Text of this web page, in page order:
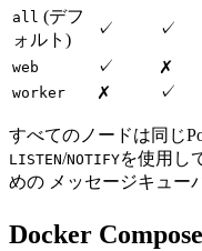
all (デフ
ォルト)
✓ ✓
web ✓ ✗
worker ✗ ✓
すべてのノードは同じ
LISTEN/NOTIFYを使用し
めの メッセージキュー
Docker